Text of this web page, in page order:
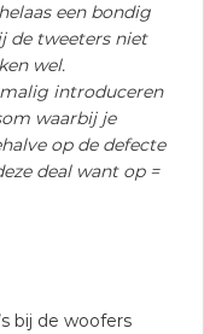
een bondig
de tweeters niet
wel.
introduceren
waarbij je
op de defecte
deal want op =
bij de woofers